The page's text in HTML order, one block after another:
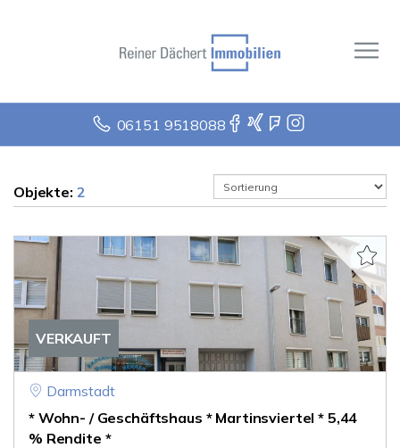
06151 9518088
Objekte: 2
VERKAUFT
Darmstadt
* Wohn- / Geschäftshaus * Martinsviertel * 5,44
% Rendite *